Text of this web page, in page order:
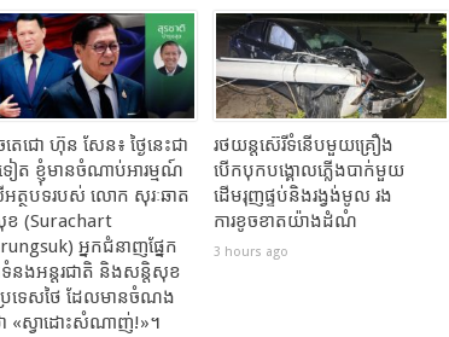
តេជោ ហ៊ុន សែន៖ ថ្ងៃនេះជា
ទៀត ខ្ញុំមានចំណាប់អារម្មណ៍
ត្ថបទរបស់ លោក សុរៈឆាត
ខ (Surachart
អ្នកជំនាញផ្នែក
នងអន្តរជាតិ និងសន្តិសុខ
រទេសថៃ ដែលមានចំណង
«ស្វាដោះសំណាញ់!»។
រថយន្តស៊េរីទំនើបមួយគ្រឿង
បើកបុកបង្គោលភ្លើងបាក់មួយ
ដើមរុញផ្ទប់និងរង្វង់មូល​ រង
ការខូចខាតយ៉ាងដំណំ
3 hours ago